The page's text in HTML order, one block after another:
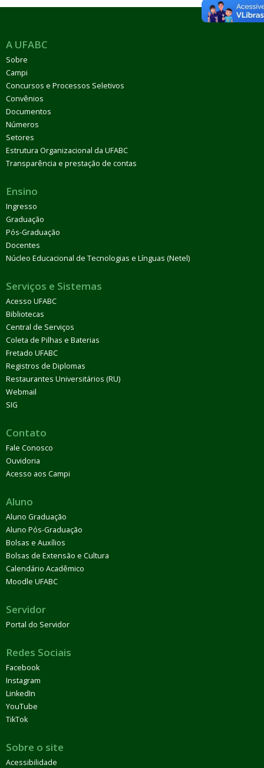
A UFABC
Sobre
Campi
Concursos e Processos Seletivos
Convênios
Documentos
Números
Setores
Estrutura Organizacional da UFABC
Transparência e prestação de contas
Ensino
Ingresso
Graduação
Pós-Graduação
Docentes
Núcleo Educacional de Tecnologias e Línguas (Netel)
Serviços e Sistemas
Acesso UFABC
Bibliotecas
Central de Serviços
Coleta de Pilhas e Baterias
Fretado UFABC
Registros de Diplomas
Restaurantes Universitários (RU)
Webmail
SIG
Contato
Fale Conosco
Ouvidoria
Acesso aos Campi
Aluno
Aluno Graduação
Aluno Pós-Graduação
Bolsas e Auxílios
Bolsas de Extensão e Cultura
Calendário Acadêmico
Moodle UFABC
Servidor
Portal do Servidor
Redes Sociais
Facebook
Instagram
LinkedIn
YouTube
TikTok
Sobre o site
Acessibilidade